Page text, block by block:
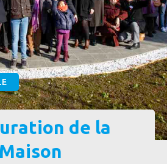
de la
Maison